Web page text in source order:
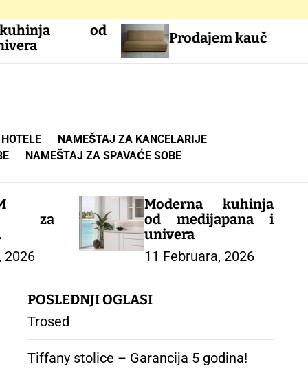
od
Prodajem kauč
NAMEŠTAJ ZA KANCELARIJE
NAMEŠTAJ ZA SPAVAĆE SOBE
za
2026
Moderna kuhinja
od medijapana i
univera
11 Februara, 2026
POSLEDNJI OGLASI
Trosed
Tiffany stolice – Garancija 5 godina!